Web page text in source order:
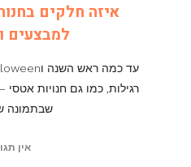
איזה חלקים
למבצעים
רגילות, כמו גם חנויות אטסי
שבתמונה
אין